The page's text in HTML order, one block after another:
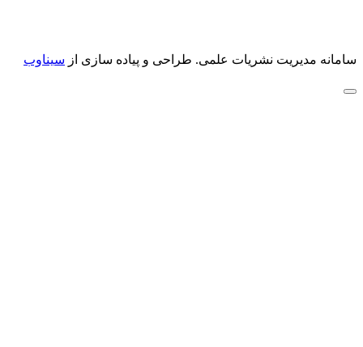
سامانه مدیریت نشریات علمی. طراحی و پیاده سازی از سیناوب